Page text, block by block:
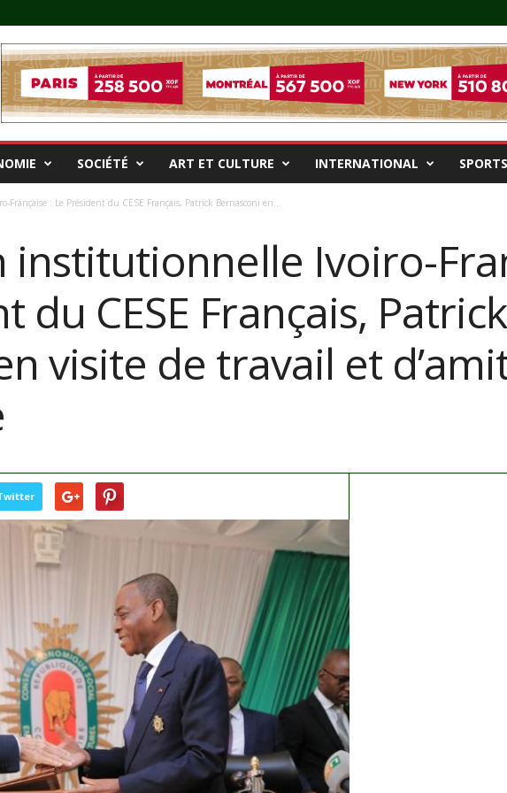
SOCIÉTÉ ART ET CULTURE INTERNATIONAL SPORTS
: Le Président du CESE Français, Patrick Bernasconi en...
institutionnelle Ivoiro-
du CESE Français, Patrick
visite de travail et